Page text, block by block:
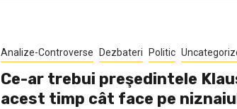
Analize-Controverse Dezbateri Politic
Ce-ar trebui preşedintele
acest timp cât face pe